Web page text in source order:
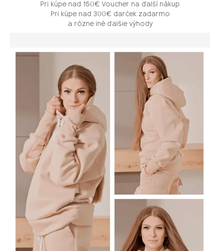
Pri kúpe nad 150€ Voucher na ďalší nákup
Pri kúpe nad 300€ darček zadarmo
a rôzne iné ďalšie výhody